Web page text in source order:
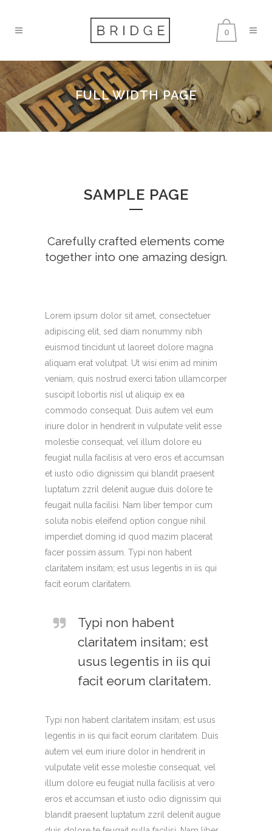
0
FULL WIDTH PAGE
SAMPLE PAGE
Carefully crafted elements come
together into one amazing design.
Lorem ipsum dolor sit amet, consectetuer
adipiscing elit, sed diam nonummy nibh
euismod tincidunt ut laoreet dolore magna
aliquam erat volutpat. Ut wisi enim ad minim
veniam, quis nostrud exerci tation ullamcorper
suscipit lobortis nisl ut aliquip ex ea
commodo consequat. Duis autem vel eum
iriure dolor in hendrerit in vulputate velit esse
molestie consequat, vel illum dolore eu
feugiat nulla facilisis at vero eros et accumsan
et iusto odio dignissim qui blandit praesent
luptatum zzril delenit augue duis dolore te
feugait nulla facilisi. Nam liber tempor cum
soluta nobis eleifend option congue nihil
imperdiet doming id quod mazim placerat
facer possim assum. Typi non habent
claritatem insitam; est usus legentis in iis qui
facit eorum claritatem.
Typi non habent
claritatem insitam; est
usus legentis in iis qui
facit eorum claritatem.
Typi non habent claritatem insitam; est usus
legentis in iis qui facit eorum claritatem. Duis
autem vel eum iriure dolor in hendrerit in
vulputate velit esse molestie consequat, vel
illum dolore eu feugiat nulla facilisis at vero
eros et accumsan et iusto odio dignissim qui
blandit praesent luptatum zzril delenit augue